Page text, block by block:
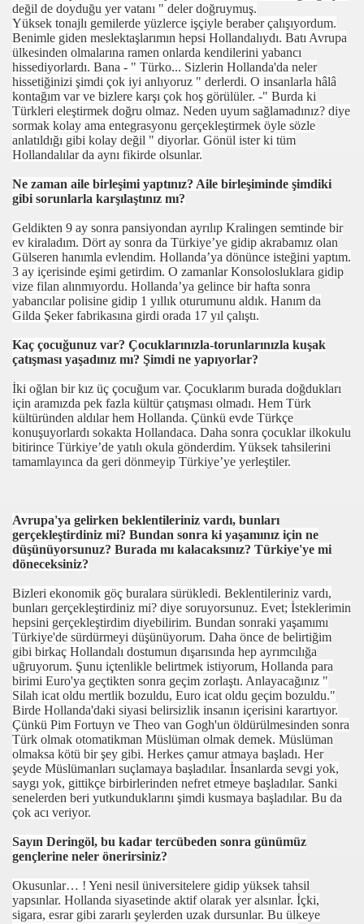
değil de doyduğu yer vatanı " deler doğruymuş.
Yüksek tonajlı gemilerde yüzlerce işçiyle beraber çalışıyordum.
Benimle giden meslektaşlarımın hepsi Hollandalıydı. Batı Avrupa
ülkesinden olmalarına ramen onlarda kendilerini yabancı
hissediyorlardı. Bana - " Türko... Sizlerin Hollanda'da neler
hissetiğinizi şimdi çok iyi anlıyoruz " derlerdi. O insanlarla hâlâ
kontağım var ve bizlere karşı çok hoş görülüler. -" Burda ki
Türkleri eleştirmek doğru olmaz. Neden uyum sağlamadınız? diye
sormak kolay ama entegrasyonu gerçekleştirmek öyle sözle
anlatıldığı gibi kolay değil " diyorlar. Gönül ister ki tüm
Hollandalılar da aynı fikirde olsunlar.
Ne zaman aile birleşimi yaptınız? Aile birleşiminde şimdiki
gibi sorunlarla karşılaştınız mı?
Geldikten 9 ay sonra pansiyondan ayrılıp Kralingen semtinde bir
ev kiraladım. Dört ay sonra da Türkiye’ye gidip akrabamız olan
Gülseren hanımla evlendim. Hollanda’ya dönünce isteğini yaptım.
3 ay içerisinde eşimi getirdim. O zamanlar Konsolosluklara gidip
vize filan alınmıyordu. Hollanda’ya gelince bir hafta sonra
yabancılar polisine gidip 1 yıllık oturumunu aldık. Hanım da
Gilda Şeker fabrikasına girdi orada 17 yıl çalıştı.
Kaç çocuğunuz var? Çocuklarınızla-torunlarınızla kuşak
çatışması yaşadınız mı? Şimdi ne yapıyorlar?
İki oğlan bir kız üç çocuğum var. Çocuklarım burada doğdukları
için aramızda pek fazla kültür çatışması olmadı. Hem Türk
kültüründen aldılar hem Hollanda. Çünkü evde Türkçe
konuşuyorlardı sokakta Hollandaca. Daha sonra çocuklar ilkokulu
bitirince Türkiye’de yatılı okula gönderdim. Yüksek tahsilerini
tamamlayınca da geri dönmeyip Türkiye’ye yerleştiler.
Avrupa'ya gelirken beklentileriniz vardı, bunları
gerçekleştirdiniz mi? Bundan sonra ki yaşamınız için ne
düşünüyorsunuz? Burada mı kalacaksınız? Türkiye'ye mi
döneceksiniz?
Bizleri ekonomik göç buralara sürükledi. Beklentileriniz vardı,
bunları gerçekleştirdiniz mi? diye soruyorsunuz. Evet; İsteklerimin
hepsini gerçekleştirdim diyebilirim. Bundan sonraki yaşamımı
Türkiye'de sürdürmeyi düşünüyorum. Daha önce de belirtiğim
gibi birkaç Hollandalı dostumun dışarısında hep ayrımcılığa
uğruyorum. Şunu içtenlikle belirtmek istiyorum, Hollanda para
birimi Euro'ya geçtikten sonra geçim zorlaştı. Anlayacağınız "
Silah icat oldu mertlik bozuldu, Euro icat oldu geçim bozuldu."
Birde Hollanda'daki siyasi belirsizlik insanın içerisini karartıyor.
Çünkü Pim Fortuyn ve Theo van Gogh'un öldürülmesinden sonra
Türk olmak otomatikman Müslüman olmak demek. Müslüman
olmaksa kötü bir şey gibi. Herkes çamur atmaya başladı. Her
şeyde Müslümanları suçlamaya başladılar. İnsanlarda sevgi yok,
saygı yok, gittikçe birbirlerinden nefret etmeye başladılar. Sanki
senelerden beri yutkunduklarını şimdi kusmaya başladılar. Bu da
çok acı veriyor.
Sayın Deringöl, bu kadar tercübeden sonra günümüz
gençlerine neler önerirsiniz?
Okusunlar… ! Yeni nesil üniversitelere gidip yüksek tahsil
yapsınlar. Hollanda siyasetinde aktif olarak yer alsınlar. İçki,
sigara, esrar gibi zararlı şeylerden uzak dursunlar. Bu ülkeye